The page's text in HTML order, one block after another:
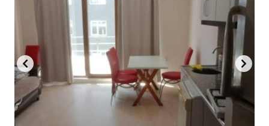
mark
key
the
get
the
keyboard
shortcuts